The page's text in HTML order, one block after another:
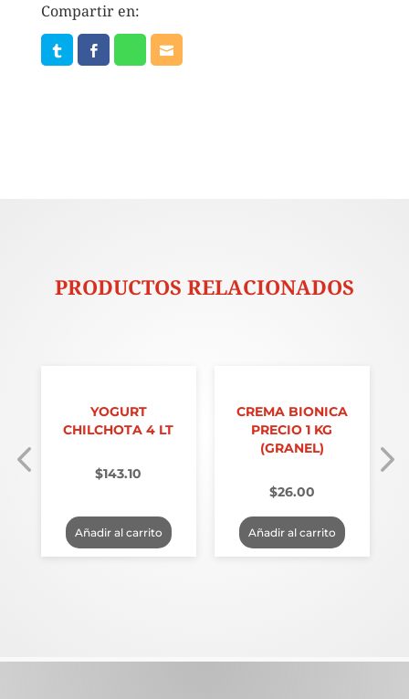
Compartir en:
PRODUCTOS RELACIONADOS
YOGURT
CHILCHOTA 4 LT
$143.10
Añadir al carrito
CREMA BIONICA
PRECIO 1 KG
(GRANEL)
$26.00
Añadir al carrito